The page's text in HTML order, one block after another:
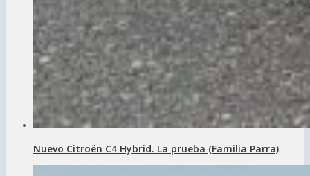
Nuevo Citroën C4 Hybrid. La prueba (Familia Parra)